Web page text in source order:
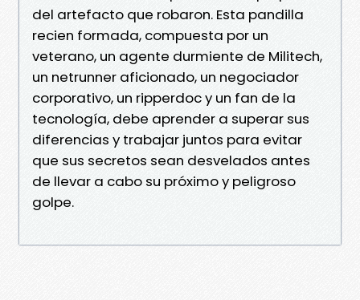
del artefacto que robaron. Esta pandilla
recien formada, compuesta por un
veterano, un agente durmiente de Militech,
un netrunner aficionado, un negociador
corporativo, un ripperdoc y un fan de la
tecnología, debe aprender a superar sus
diferencias y trabajar juntos para evitar
que sus secretos sean desvelados antes
de llevar a cabo su próximo y peligroso
golpe.